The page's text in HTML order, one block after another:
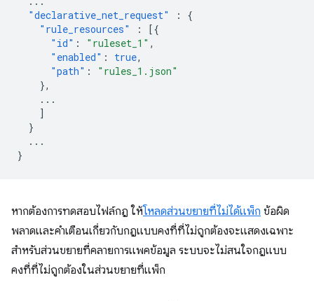
"declarative_net_request"
:
{
"rule_resources"
:
[{
"id" : "ruleset_1" ,
"enabled" : true,
"path" :
"rules_1.json"
},
...
]
}
...
}
หากต้องการทดสอบไฟล์กฎ ให้โหลดส่วนขยายที่ไม่ได้แพ็ก ข้อผิด
พลาดและคำเตือนเกี่ยวกับกฎแบบคงที่ที่ไม่ถูกต้องจะแสดงเฉพาะ
สำหรับส่วนขยายที่คลายการแพคข้อมูล ระบบจะไม่สนใจกฎแบบ
คงที่ที่ไม่ถูกต้องในส่วนขยายที่แพ็ก